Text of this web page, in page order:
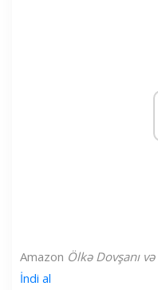
Amazon Ölkə Dovşanı
İndi al